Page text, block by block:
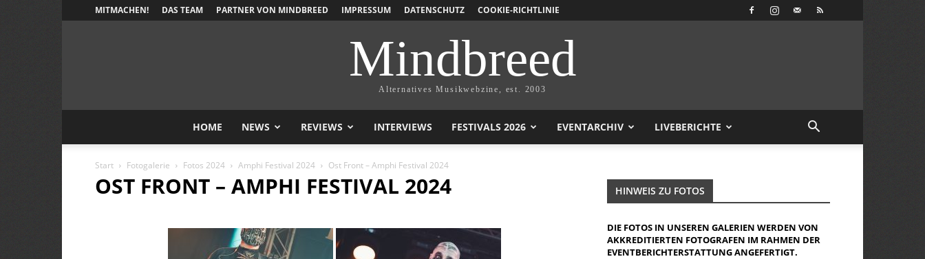
MITMACHEN! DAS TEAM PARTNER VON MINDBREED IMPRESSUM DATENSCHUTZ COOKIE-RICHTLINIE
Mindbreed
Alternatives Musikwebzine, est. 2003
HOME NEWS REVIEWS INTERVIEWS FESTIVALS 2026 EVENTARCHIV LIVEBERICHTE
Start Fotogalerie Fotos 2024 Amphi Festival 2024 Ost Front – Amphi Festival 2024
OST FRONT – AMPHI FESTIVAL 2024 HINWEIS ZU FOTOS
DIE FOTOS IN UNSEREN GALERIEN WERDEN VON
AKKREDITIERTEN FOTOGRAFEN IM RAHMEN DER
EVENTBERICHTERSTATTUNG ANGEFERTIGT.